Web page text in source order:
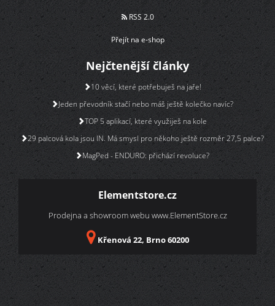
RSS 2.0
Přejít na e-shop
Nejčtenější články
10 věcí, které potřebuješ na jaře!
Jeden převodník stačí nebo máš ještě kolečko navíc?
TOP 5 aplikací, které využiješ na kole
29 palcová kola jsou IN. Má smysl pro někoho ještě rozměr 27,5 palce?
MagPed - ENDURO: přichází revoluce?
Elementstore.cz
Prodejna a showroom webu www.ElementStore.cz
Křenová 22, Brno 60200